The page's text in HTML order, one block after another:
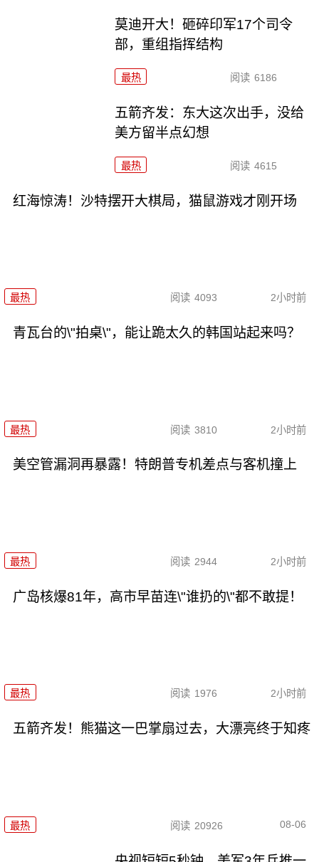
莫迪开大！砸碎印军17个司令
部，重组指挥结构
最热 阅读 6186
五箭齐发：东大这次出手，没给
美方留半点幻想
最热 阅读 4615
红海惊涛！沙特摆开大棋局，猫鼠游戏才刚开场
最热 阅读 4093 2小时前
青瓦台的\"拍桌\"，能让跪太久的韩国站起来吗？
最热 阅读 3810 2小时前
美空管漏洞再暴露！特朗普专机差点与客机撞上
最热 阅读 2944 2小时前
广岛核爆81年，高市早苗连\"谁扔的\"都不敢提！
最热 阅读 1976 2小时前
五箭齐发！熊猫这一巴掌扇过去，大漂亮终于知疼
最热 阅读 20926 08-06